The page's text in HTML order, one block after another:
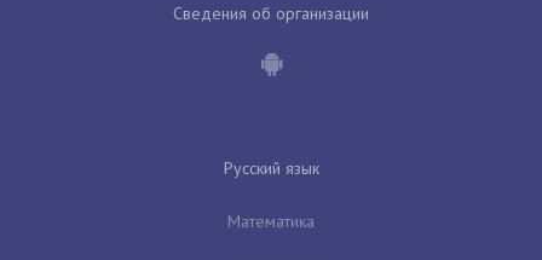
Сведения об организации
Русский язык
Математика